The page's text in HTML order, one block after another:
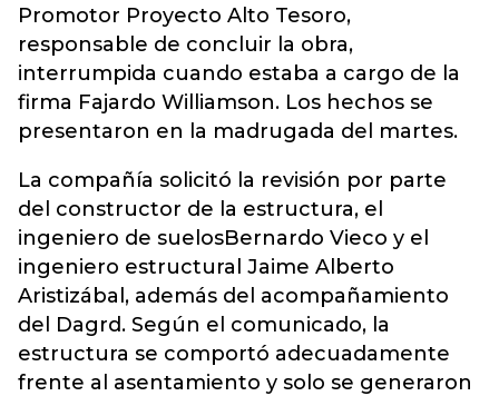
Promotor Proyecto Alto Tesoro,
responsable de concluir la obra,
interrumpida cuando estaba a cargo de la
firma Fajardo Williamson. Los hechos se
presentaron en la madrugada del martes.
La compañía solicitó la revisión por parte
del constructor de la estructura, el
ingeniero de suelosBernardo Vieco y el
ingeniero estructural Jaime Alberto
Aristizábal, además del acompañamiento
del Dagrd. Según el comunicado, la
estructura se comportó adecuadamente
frente al asentamiento y solo se generaron